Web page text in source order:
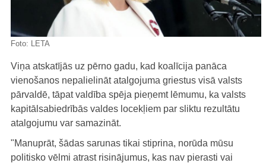
Foto: LETA
Viņa atskatījās uz pērno gadu, kad koalīcija panāca
vienošanos nepalielināt atalgojuma griestus visā valsts
pārvaldē, tāpat valdība spēja pieņemt lēmumu, ka valsts
kapitālsabiedrībās valdes locekļiem par sliktu rezultātu
atalgojumu var samazināt.
"Manuprāt, šādas sarunas tikai stiprina, norūda mūsu
politisko vēlmi atrast risinājumus, kas nav pierasti vai